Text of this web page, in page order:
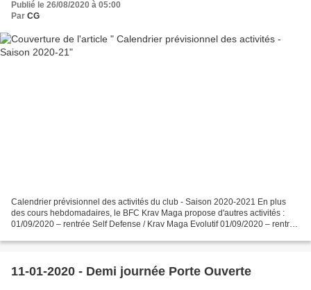
Publié le 26/08/2020 à 05:00
Par CG
Calendrier prévisionnel des activités du club - Saison 2020-2021 En plus
des cours hebdomadaires, le BFC Krav Maga propose d'autres activités :
01/09/2020 – rentrée Self Defense / Krav Maga Evolutif 01/09/2020 – rentrée
11-01-2020 - Demi journée Porte Ouverte